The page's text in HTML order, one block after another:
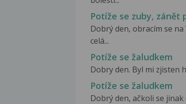
Potíže se zuby, zánět
Dobrý den, obracím se
celá...
Potíže se žaludkem
Dobry den. Byl mi zjisten
Potíže se žaludkem
Dobrý den, ačkoli se